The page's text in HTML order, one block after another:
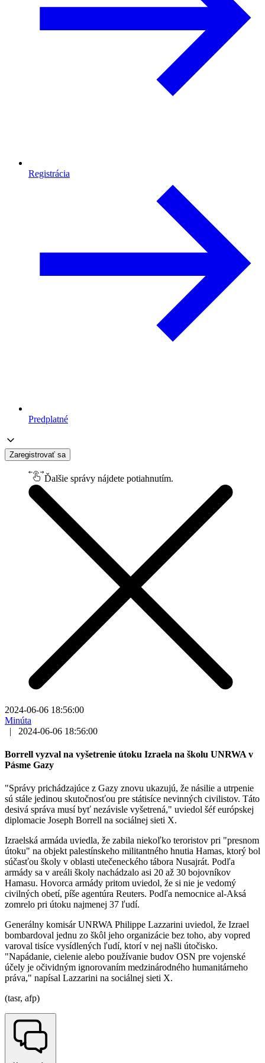
Registrácia
Predplatné
Zaregistrovať sa
Ďalšie správy nájdete potiahnutím.
2024-06-06 18:56:00
Minúta
|
2024-06-06 18:56:00
Borrell vyzval na vyšetrenie útoku Izraela na školu UNRWA v
Pásme Gazy
"Správy prichádzajúce z Gazy znovu ukazujú, že násilie a utrpenie
sú stále jedinou skutočnosťou pre státisíce nevinných civilistov. Táto
desivá správa musí byť nezávisle vyšetrená," uviedol šéf európskej
diplomacie Joseph Borrell na sociálnej sieti X.
Izraelská armáda uviedla, že zabila niekoľko teroristov pri "presnom
útoku" na objekt palestínskeho militantného hnutia Hamas, ktorý bol
súčasťou školy v oblasti utečeneckého tábora Nusajrát. Podľa
armády sa v areáli školy nachádzalo asi 20 až 30 bojovníkov
Hamasu. Hovorca armády pritom uviedol, že si nie je vedomý
civilných obetí, píše agentúra Reuters. Podľa nemocnice al-Aksá
zomrelo pri útoku najmenej 37 ľudí.
Generálny komisár UNRWA Philippe Lazzarini uviedol, že Izrael
bombardoval jednu zo škôl jeho organizácie bez toho, aby vopred
varoval tisíce vysídlených ľudí, ktorí v nej našli útočisko.
"Napádanie, cielenie alebo používanie budov OSN pre vojenské
účely je očividným ignorovaním medzinárodného humanitárneho
práva," napísal Lazzarini na sociálnej sieti X.
(tasr, afp)